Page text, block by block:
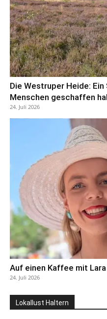
Die Westruper Heide:
Menschen geschaffen
24. Juli 2026
Auf einen Kaffee mit
24. Juli 2026
Lokallust Haltern